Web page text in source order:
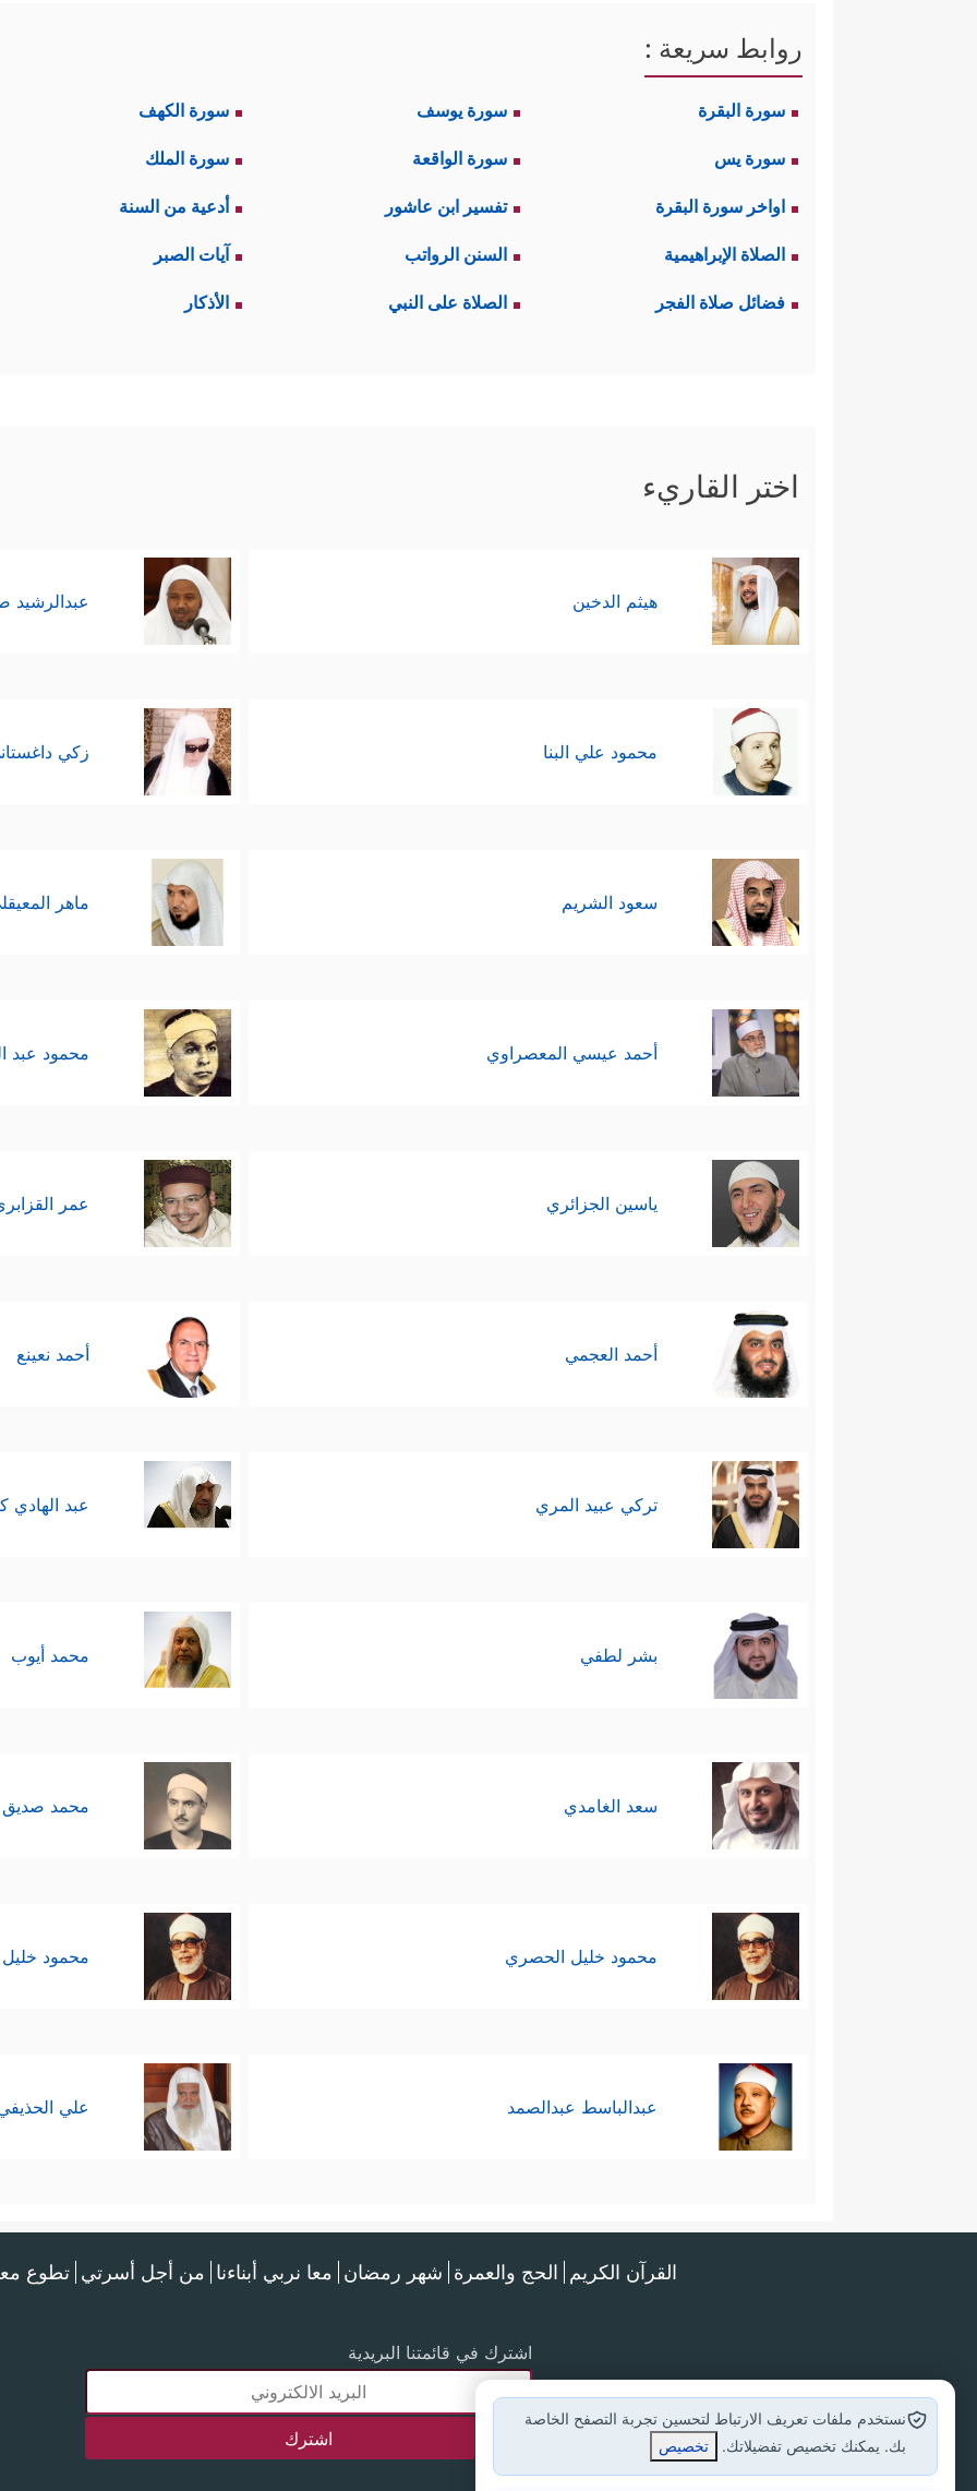
روابط سريعة :
سورة البقرة سورة يوسف سورة الكهف
سورة يس سورة الواقعة سورة الملك
اواخر سورة البقرة تفسير ابن عاشور أدعية من السنة
الصلاة الإبراهيمية السنن الرواتب آيات الصبر
فضائل صلاة الفجر الصلاة على النبي الأذكار
اختر القاريء
هيثم الدخين عبدالرشيد
محمود علي البنا زكي
سعود الشريم ماهر
أحمد عيسي المعصراوي محمود عبد
ياسين الجزائري عمر
أحمد العجمي أحمد نعينع
تركي عبيد المري عبد الهادي
بشر لطفي محمد أيوب
سعد الغامدي محمد صديق
محمود خليل الحصري محمود
عبدالباسط عبدالصمد علي
القرآن الكريم الحج والعمرة شهر رمضان معا نربي أبناءنا من أجل أسرتي تطوع
اشترك في قائمتنا البريدية
نستخدم ملفات تعريف الارتباط لتحسين تجربة التصفح الخاصة
بك. يمكنك تخصيص تفضيلاتك.
تخصيص